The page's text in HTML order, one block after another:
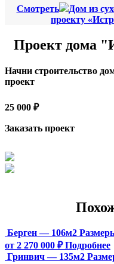
Смотреть
Дом из
проекту
Проект дома
Начни строительство
проект
25 000 ₽
Заказать проект
Берген — 106м2
от 2 270 000 ₽ Подробнее
Гринвич — 135м2